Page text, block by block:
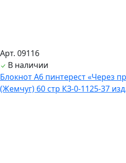
Арт. 09116
В наличии
Блокнот А6 пинтерест «Через
(Жемчуг) 60 стр КЗ-0-1125-37